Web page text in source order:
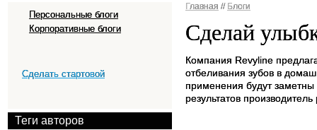
Персональные блоги
Корпоративные блоги
Сделать стартовой
Теги авторов
Главная // Блоги
Сделай
Компания Revyline
отбеливания зубов в
применения будут
результатов